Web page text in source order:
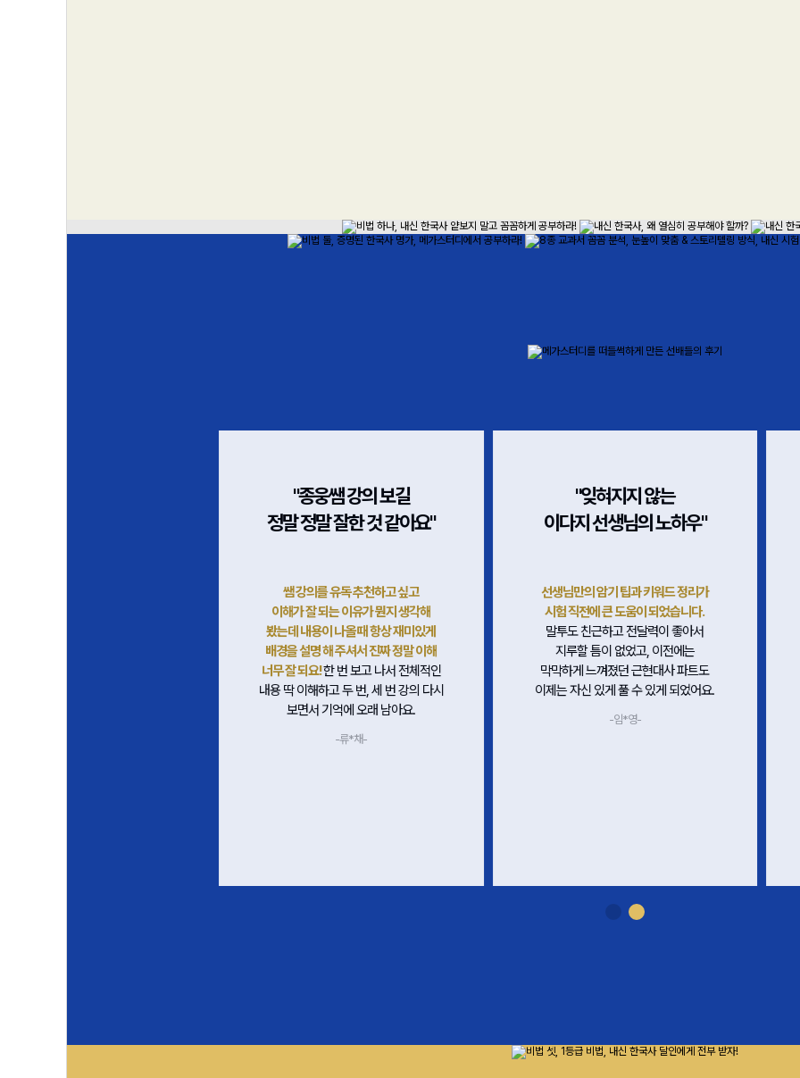
"종웅쌤 강의 보길
정말 정말 잘한 것 같아요"
쌤 강의를 유독 추천하고 싶고
이해가 잘 되는 이유가 뭔지 생각해
봤는데 내용이 나올 때 항상 재미있게
배경을 설명 해 주셔서 진짜 정말 이해
너무 잘 되요!한 번 보고 나서 전체적인
내용 딱 이해하고 두 번, 세 번 강의 다시
보면서 기억에 오래 남아요.
-류*채-
"잊혀지지 않는
이다지 선생님의 노하우"
선생님만의 암기 팁과 키워드 정리가
시험 직전에 큰 도움이 되었습니다.
말투도 친근하고 전달력이 좋아서
지루할 틈이 없었고, 이전에는
막막하게 느껴졌던 근현대사 파트도
이제는 자신 있게 풀 수 있게 되었어요.
-임*영-